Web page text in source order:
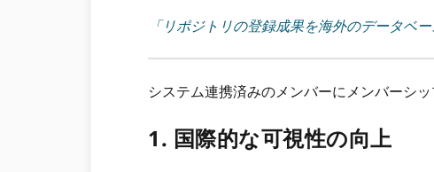
「リポジトリの登録成果を海外のデータベ
システム連携済みのメンバーにメンバーシ
1. 国際的な可視性の向上